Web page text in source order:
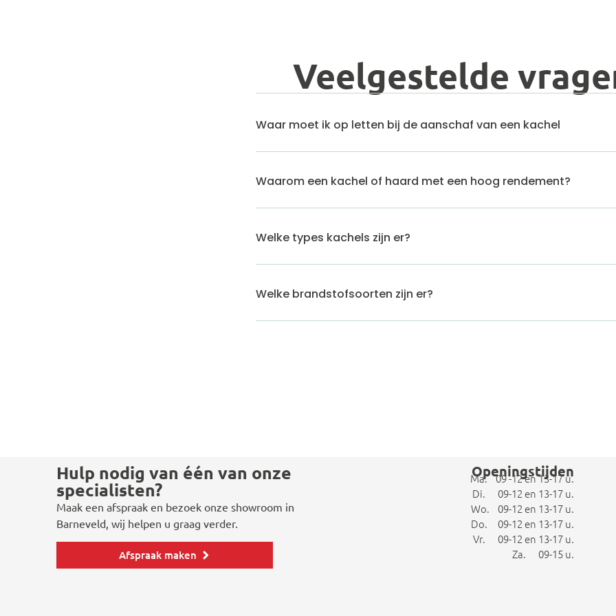
Veelgestelde
Waar moet ik op letten bij de aanschaf van een kachel
Waarom een kachel of haard met een hoog rendement?
Welke types kachels zijn er?
Welke brandstofsoorten zijn er?
Hulp nodig van één van onze
specialisten?
Maak een afspraak en bezoek onze showroom in
Barneveld, wij helpen u graag verder.
Afspraak maken
Openingstijden
Ma. 09 -12 en 13-17 u.
Di. 09-12 en 13-17 u.
Wo. 09-12 en 13-17 u.
Do. 09-12 en 13-17 u.
Vr. 09-12 en 13-17 u.
Za. 09-15 u.